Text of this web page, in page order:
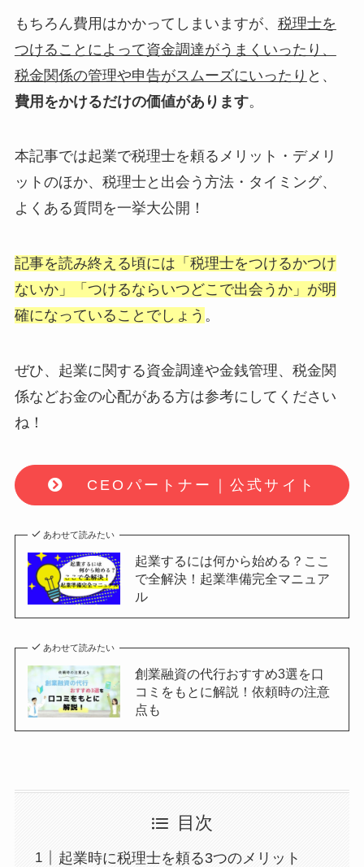
もちろん費用はかかってしまいますが、 税理士を
つけることによって資金調達がうまくいったり、
税金関係の管理や申告がスムーズにいったり と、
費用をかけるだけの価値があります。
本記事では起業で税理士を頼るメリット・デメリ
ットのほか、税理士と出会う方法・タイミング、
よくある質問を一挙大公開！
記事を読み終える頃には「税理士をつけるかつけ
ないか」「つけるならいつどこで出会うか」が明
確になっていることでしょう 。
ぜひ、起業に関する資金調達や金銭管理、税金関
係などお金の心配がある方は参考にしてください
ね！
CEOパートナー｜公式サイト
あわせて読みたい
起業するには何から始める？ここ
で全解決！起業準備完全マニュア
ル
あわせて読みたい
創業融資の代行おすすめ3選を口
コミをもとに解説！依頼時の注意
点も
目次
起業時に税理士を頼る3つのメリット